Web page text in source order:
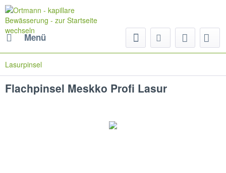
Menü
Lasurpinsel
Flachpinsel Meskko Profi Lasur